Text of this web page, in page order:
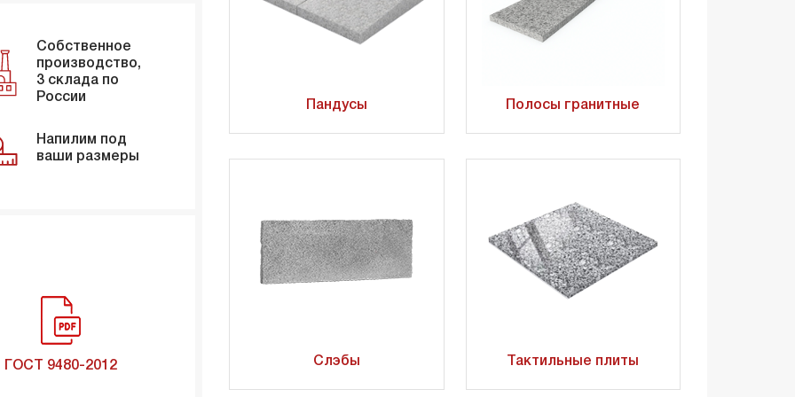
Пандусы Полосы гранитные
Слэбы Тактильные плиты
Собственное
производство,
3 склада по
России
Напилим под
ваши размеры
ГОСТ 9480-2012